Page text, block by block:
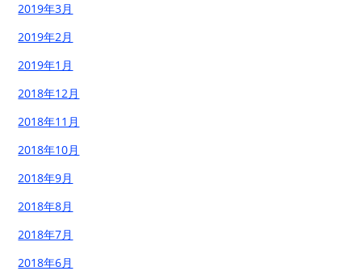
2019年3月
2019年2月
2019年1月
2018年12月
2018年11月
2018年10月
2018年9月
2018年8月
2018年7月
2018年6月